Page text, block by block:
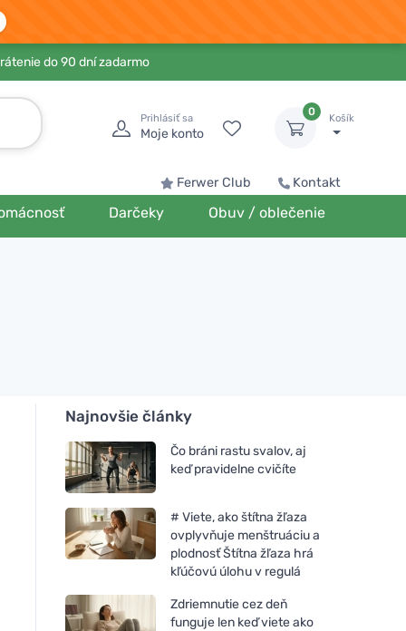
do 90 dní zadarmo
Prihlásiť sa
Moje konto
0
Košík
Ferwer Club Kontakt
Darčeky Obuv / oblečenie
Najnovšie články
Čo bráni rastu svalov, aj
keď pravidelne cvičíte
# Viete, ako štítna žľaza
ovplyvňuje menštruáciu a
plodnosť Štítna žľaza hrá
kľúčovú úlohu v regulá
Zdriemnutie cez deň
funguje len keď viete ako